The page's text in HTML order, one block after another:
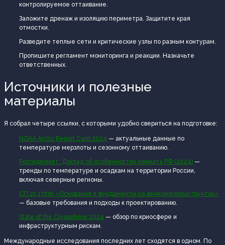
контролируемое оттаивание.
Заложите дренаж и изоляцию периметра. Защитите края
отмостки.
Разведите теплые сети и критические узлы по разным контурам.
Пропишите регламент мониторинга и реакции. Назначьте
ответственных.
Источники и полезные
материалы
Я собрал четыре ссылки, с которыми удобно свериться на подготовке:
NOAA Arctic Report Card 2024 — актуальные данные по
температуре мерзлоты и сезонному оттаиванию.
Росгидромет: Доклад об особенностях климата РФ (2024) —
тренды по температуре и осадкам на территории России,
включая северные регионы.
СП 25.13330 «Основания и фундаменты на вечномерзлых грунтах»
— базовые требования и подходы к проектированию.
State of the Cryosphere 2024 — обзор по криосфере и
инфраструктурным рискам.
Международные исследования последних лет сходятся в одном. По